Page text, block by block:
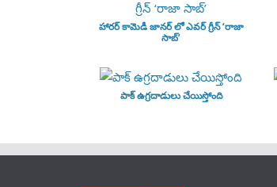
హారర్ కామెడీ జానర్ లో ఎవర్ గ్రీన్ ‘రాజా
సాబ్’
పాక్ ఉగ్రదాడులు చేయిస్తోంది